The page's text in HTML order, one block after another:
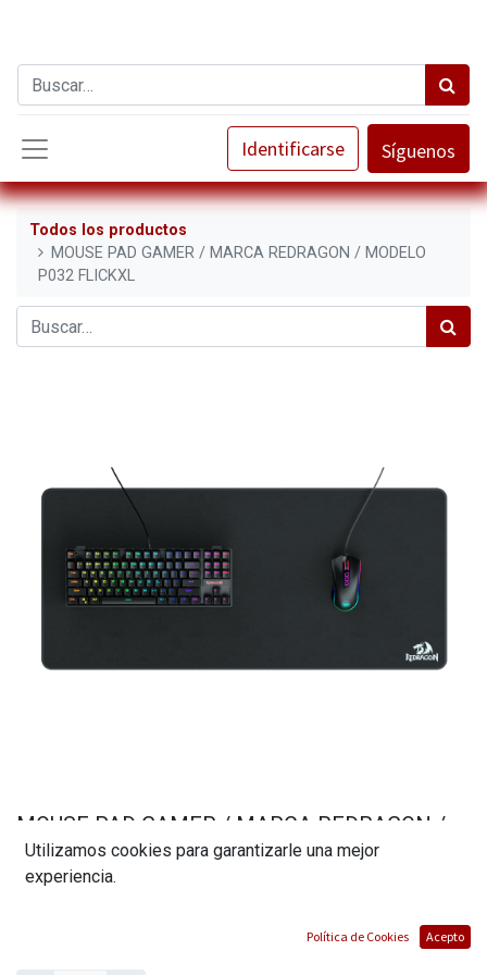
Identificarse Síguenos
Todos los productos
MOUSE PAD GAMER / MARCA REDRAGON / MODELO
P032 FLICKXL
MOUSE PAD GAMER / MARCA REDRAGON /
MODELO P032 FLICKXL
Utilizamos cookies para garantizarle una mejor
experiencia.
Política de Cookies Acepto